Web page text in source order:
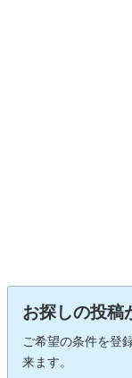
お探しの投稿
ご希望の条件を登
来ます。